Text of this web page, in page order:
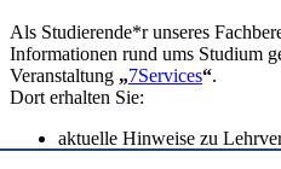
Als Studierende*r unseres
Informationen rund ums Studium
Veranstaltung „7Services“.
Dort erhalten Sie:
aktuelle Hinweise zu